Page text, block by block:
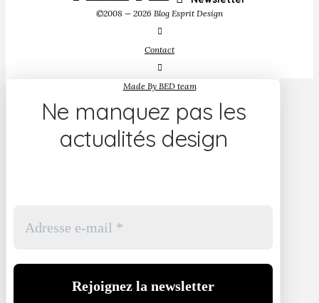
©2008 — 2026 Blog Esprit Design
Contact
Made By BED team
Ne manquez pas les
actualités design